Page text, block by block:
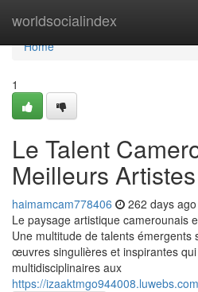
worldsocialindex
Home
Home
1
Le Talent
Meilleurs
haimamcam778406 262 days ago
Le paysage artistique camerounais
Une multitude de talents émergents
œuvres singulières et inspirantes
multidisciplinaires aux
https://